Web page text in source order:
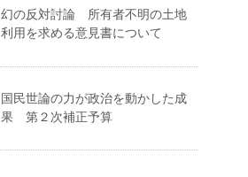
幻の反対討論 所有者不明の土地
利用を求める意見書について
国民世論の力が政治を動かした成
果 第２次補正予算